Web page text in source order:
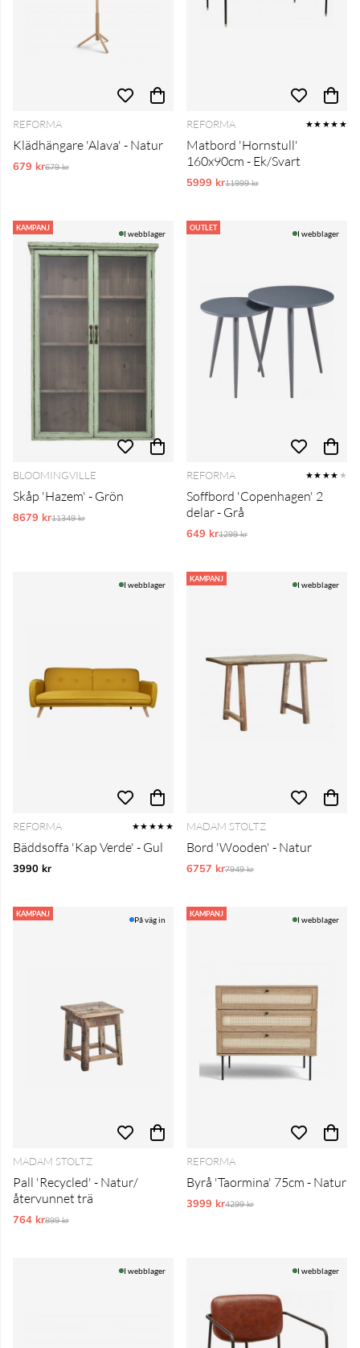
REFORMA
Klädhängare 'Alava' - Natur
679 krOrdinarie pris:
679 kr
REFORMA ★★★★★
Matbord 'Hornstull'
160x90cm - Ek/Svart
5999 krOrdinarie pris:
11999 kr
KAMPANJ
I webblager
BLOOMINGVILLE
Skåp 'Hazem' - Grön
8679 krOrdinarie pris:
11349 kr
OUTLET
I webblager
REFORMA ★★★★ ★
Soffbord 'Copenhagen' 2
delar - Grå
649 krOrdinarie pris:
1299 kr
I webblager
REFORMA ★★★★★
Bäddsoffa 'Kap Verde' - Gul
3990 kr
KAMPANJ
I webblager
MADAM STOLTZ
Bord 'Wooden' - Natur
6757 krOrdinarie pris:
7949 kr
KAMPANJ
På väg in
MADAM STOLTZ
Pall 'Recycled' - Natur/
återvunnet trä
764 krOrdinarie pris:
899 kr
KAMPANJ
I webblager
REFORMA
Byrå 'Taormina' 75cm - Natur
3999 krOrdinarie pris:
4299 kr
I webblager I webblager